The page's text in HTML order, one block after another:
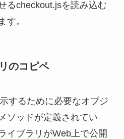
るcheckout.jsを読み込む
す。
のコピペ
するために必要なオブジ
ソッドが定義されてい
イブラリがWeb上で公開